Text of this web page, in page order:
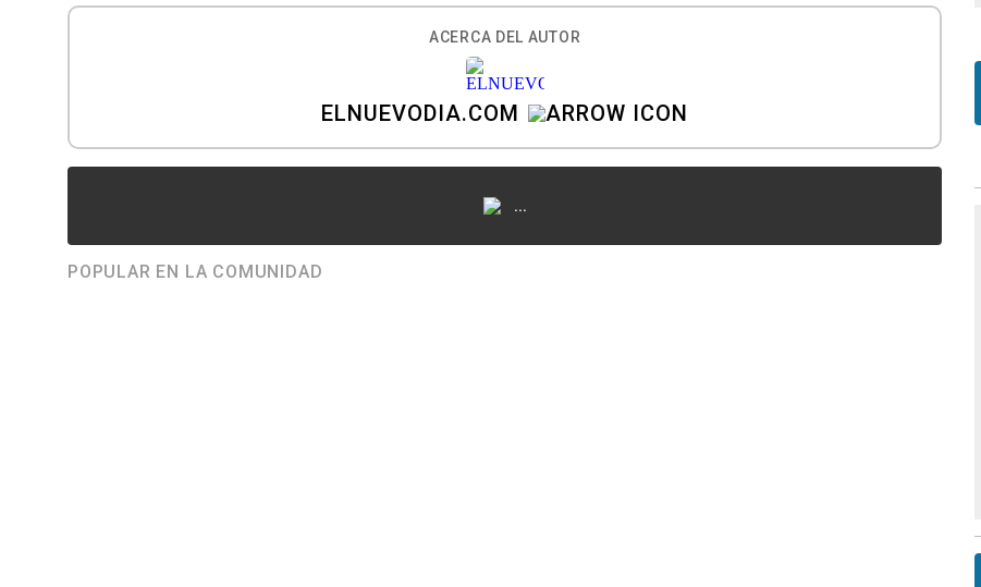
ACERCA DEL AUTOR
ELNUEVODIA.COM
...
POPULAR EN LA COMUNIDAD